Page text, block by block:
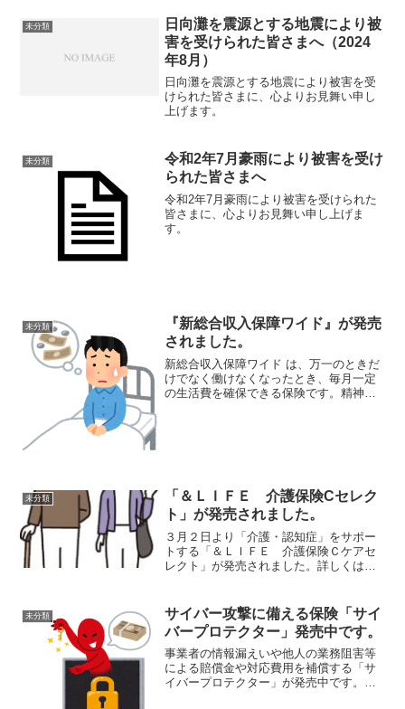
未分類
日向灘を震源とする地震により被
害を受けられた皆さまへ（2024
年8月）
日向灘を震源とする地震により被害を受
けられた皆さまに、心よりお見舞い申し
上げます。
未分類
令和2年7月豪雨により被害を受け
られた皆さまへ
令和2年7月豪雨により被害を受けられた
皆さまに、心よりお見舞い申し上げま
す。
未分類
『新総合収入保障ワイド』が発売
されました。
新総合収入保障ワイド は、万一のときだ
けでなく働けなくなったとき、毎月一定
の生活費を確保できる保険です。精神障
未分類
「＆ＬＩＦＥ 介護保険Cセレク
ト」が発売されました。
３月２日より「介護・認知症」をサポー
トする「＆ＬＩＦＥ 介護保険Ｃケアセ
レクト」が発売されました。詳しくはこ
未分類
サイバー攻撃に備える保険「サイ
バープロテクター」発売中です。
事業者の情報漏えいや他人の業務阻害等
による賠償金や対応費用を補償する「サ
イバープロテクター」が発売中です。詳